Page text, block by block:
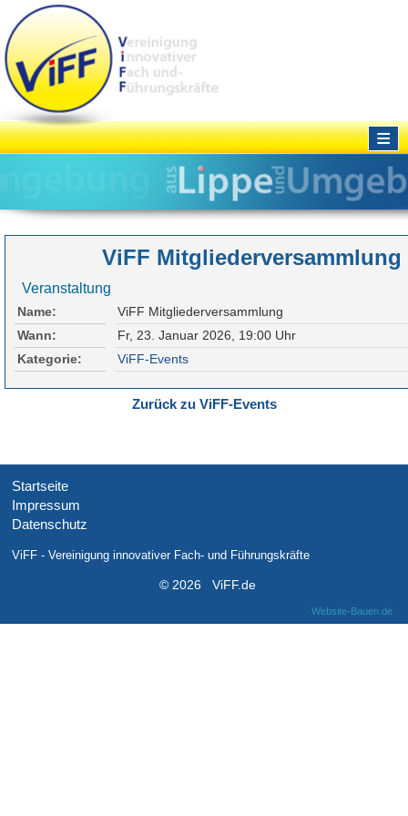
≡
ViFF Mitgliederversammlung
Veranstaltung
Name:
ViFF Mitgliederversammlung
Wann:
Fr, 23. Januar 2026
19:00 Uhr
Kategorie:
ViFF-Events
Zurück zu ViFF-Events
Startseite
Impressum
Datenschutz
ViFF - Vereinigung innovativer Fach- und Führungskräfte
© 2026 ViFF.de
Website-Bauen.de